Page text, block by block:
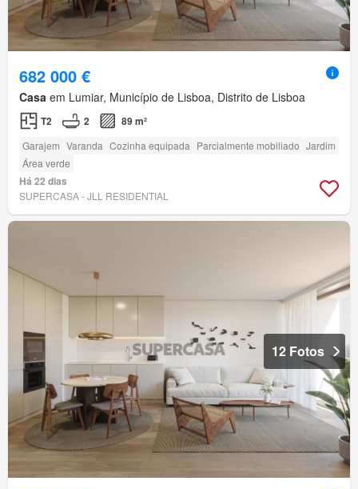
682 000 €
Casa em Lumiar, Município de Lisboa, Distrito de Lisboa
T2 2 89 m²
Garajem Varanda Cozinha equipada Parcialmente mobiliado Jardim
Área verde
Há 22 dias
SUPERCASA - JLL RESIDENTIAL
12 Fotos